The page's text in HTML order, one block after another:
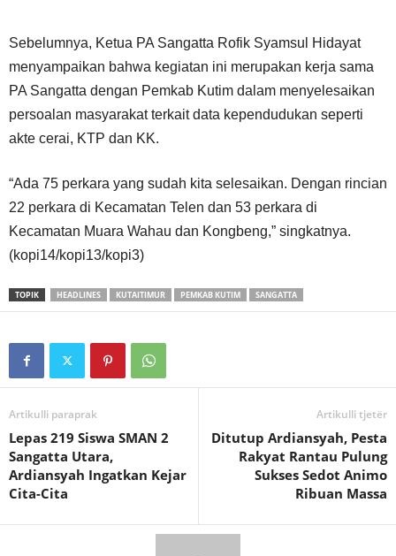
Sebelumnya, Ketua PA Sangatta Rofik Syamsul Hidayat
menyampaikan bahwa kegiatan ini merupakan kerja sama
PA Sangatta dengan Pemkab Kutim dalam menyelesaikan
persoalan masyarakat terkait data kependudukan seperti
akte cerai, KTP dan KK.
“Ada 75 perkara yang sudah kita selesaikan. Dengan rincian
22 perkara di Kecamatan Telen dan 53 perkara di
Kecamatan Muara Wahau dan Kongbeng,” singkatnya.
(kopi14/kopi13/kopi3)
TOPIK HEADLINES KUTAITIMUR PEMKAB KUTIM SANGATTA
Artikulli paraprak
Lepas 219 Siswa SMAN 2
Sangatta Utara,
Ardiansyah Ingatkan Kejar
Cita-Cita
Artikulli tjetër
Ditutup Ardiansyah, Pesta
Rakyat Rantau Pulung
Sukses Sedot Animo
Ribuan Massa